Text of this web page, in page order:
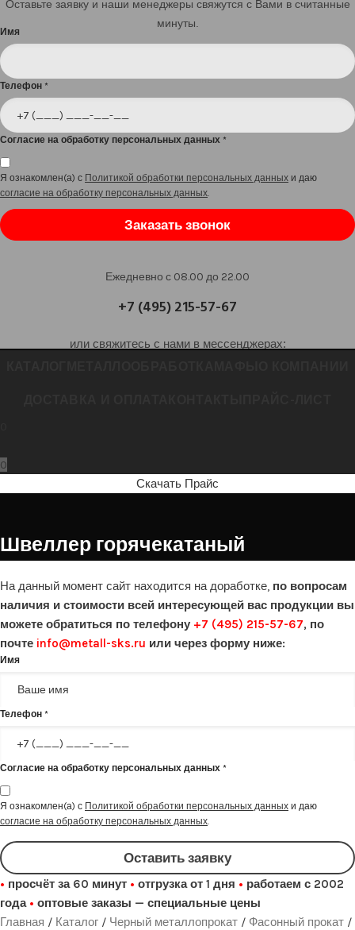
Оставьте заявку и наши менеджеры свяжутся с Вами в считанные
минуты.
Имя
Телефон *
Согласие на обработку персональных данных *
Я ознакомлен(а) с Политикой обработки персональных данных и даю
согласие на обработку персональных данных.
Заказать звонок
Ежедневно с 08.00 до 22.00
+7 (495) 215-57-67
или свяжитесь с нами в мессенджерах:
0
Скачать Прайс
Швеллер горячекатаный
На данный момент сайт находится на доработке, по вопросам
наличия и стоимости всей интересующей вас продукции вы
можете обратиться по телефону +7 (495) 215-57-67, по
почте info@metall-sks.ru или через форму ниже:
Имя
Телефон *
Согласие на обработку персональных данных *
Я ознакомлен(а) с Политикой обработки персональных данных и даю
согласие на обработку персональных данных.
Оставить заявку
• просчёт за 60 минут • отгрузка от 1 дня • работаем с 2002
года • оптовые заказы — специальные цены
Главная
Каталог Черный металлопрокат
Фасонный прокат